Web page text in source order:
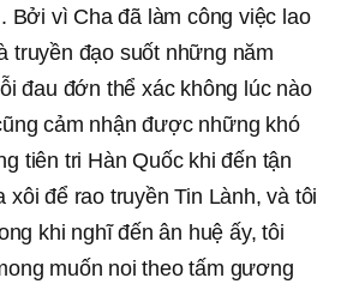
. Bởi vì Cha đã làm công việc lao
truyền đạo suốt những năm
đau đớn thể xác không lúc nào
cảm nhận được những khó
tiên tri Hàn Quốc khi đến tận
xôi để rao truyền Tin Lành, và tôi
khi nghĩ đến ân huệ ấy, tôi
muốn noi theo tấm gương